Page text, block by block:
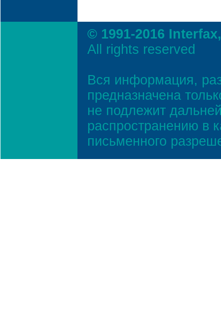
© 1991-2016
All rights reserved
Вся информация,
предназначена
не подлежит
распространению в
письменного